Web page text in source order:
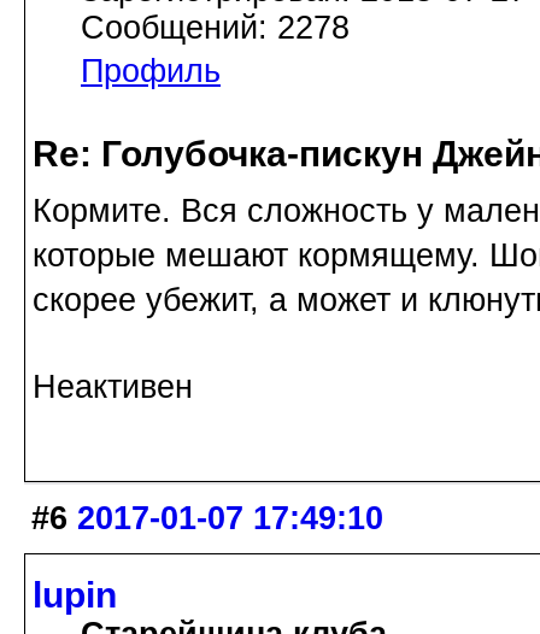
Сообщений: 2278
Профиль
Re: Голубочка-пискун
Кормите. Вся сложность у
которые мешают кормящему.
скорее убежит, а может и
Неактивен
#6 2017-01-07 17:49:10
lupin